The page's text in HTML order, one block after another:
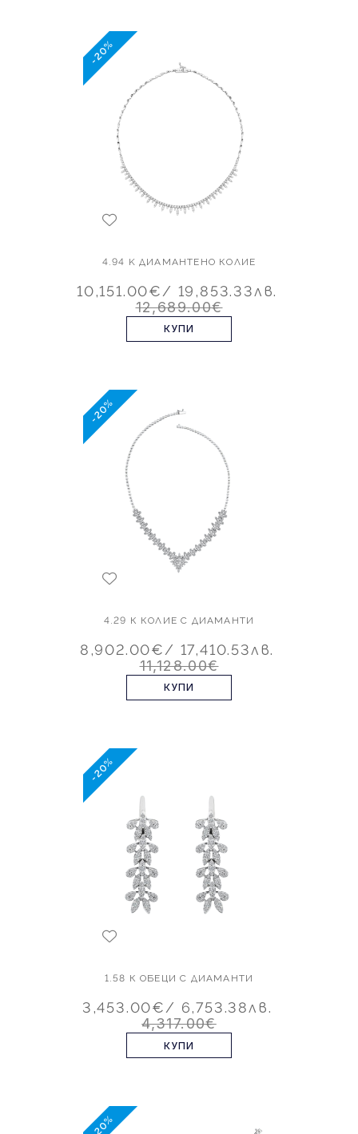
-20%
4.94 K ДИАМАНТЕНО КОЛИЕ
10,151.00€/ 19,853.33лв.
12,689.00€
КУПИ
-20%
4.29 К КОЛИЕ С ДИАМАНТИ
8,902.00€/ 17,410.53лв.
11,128.00€
КУПИ
-20%
1.58 К ОБЕЦИ С ДИАМАНТИ
3,453.00€/ 6,753.38лв.
4,317.00€
КУПИ
-20%